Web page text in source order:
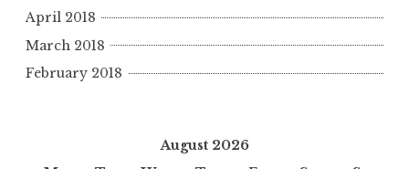
April 2018
March 2018
February 2018
August 2026